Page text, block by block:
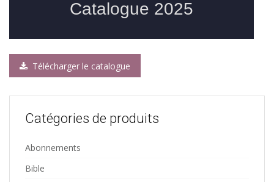
Télécharger le catalogue
Catégories de produits
Abonnements
Bible